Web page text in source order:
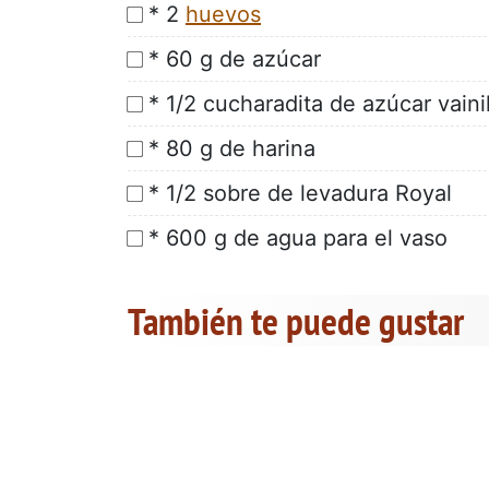
* 2 huevos
* 60 g de azúcar
* 1/2 cucharadita de azúcar
* 80 g de harina
* 1/2 sobre de levadura Royal
* 600 g de agua para el vaso
También te puede gustar